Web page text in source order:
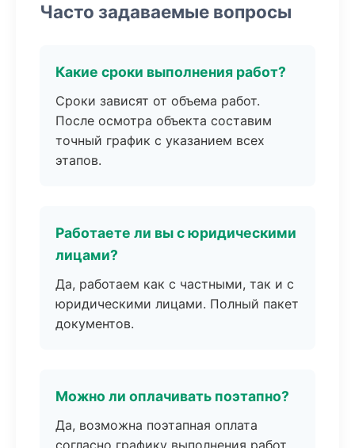
Часто задаваемые вопросы
Какие сроки выполнения работ?
Сроки зависят от объема работ.
После осмотра объекта составим
точный график с указанием всех
этапов.
Работаете ли вы с юридическими
лицами?
Да, работаем как с частными, так и с
юридическими лицами. Полный пакет
документов.
Можно ли оплачивать поэтапно?
Да, возможна поэтапная оплата
согласно графику выполнения работ